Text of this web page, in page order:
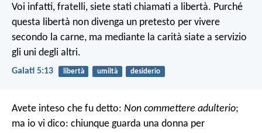
Voi infatti, fratelli, siete stati chiamati a libertà. Purché
questa libertà non divenga un pretesto per vivere
secondo la carne, ma mediante la carità siate a servizio
gli uni degli altri.
Galati 5:13 libertà umiltà desiderio
Avete inteso che fu detto: Non commettere adulterio;
ma io vi dico: chiunque guarda una donna per